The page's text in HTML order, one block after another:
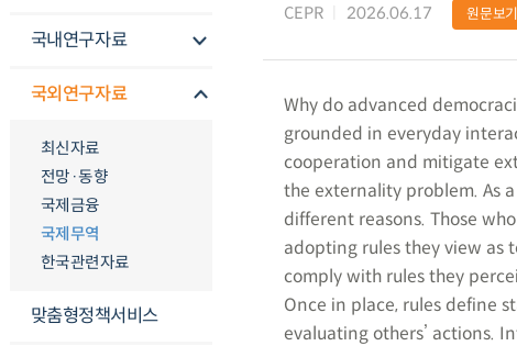
국내연구자료
국외연구자료
최신자료
전망·동향
국제금융
국제무역
한국관련자료
맞춤형정책서비스
CEPR 2026.06.17 원문보기
Why do advanced
grounded in everyday
cooperation and mitigate
the externality problem. As
different reasons. Those
adopting rules they view as
comply with rules they
Once in place, rules define
evaluating others’ actions.